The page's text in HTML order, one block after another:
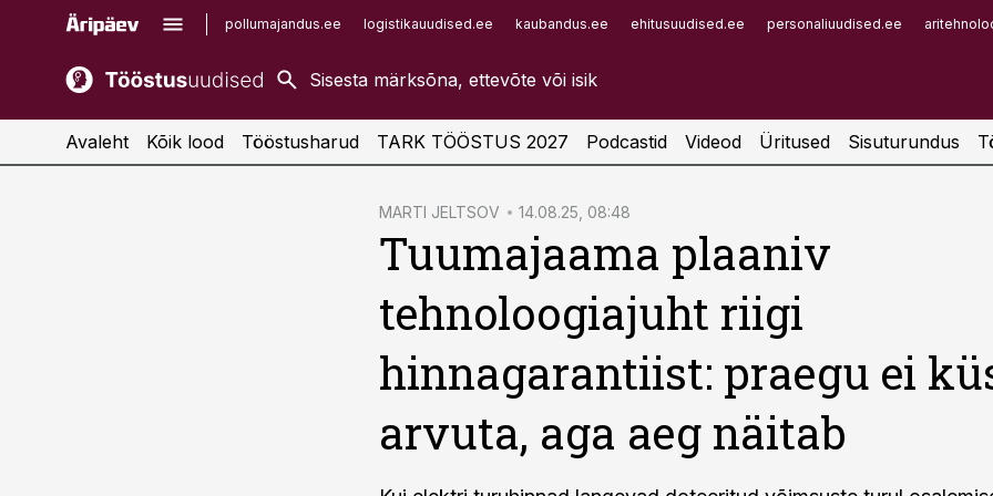
pollumajandus.ee logistikauudised.ee kaubandus.ee ehitusuudised.ee personaliuudised.ee
kaubandus.ee
kinnisvarauudised.ee
imelineajalugu.ee
Infopank
Avaleht Kõik lood Tööstusharud TARK TÖÖSTUS 2027 Podcastid Videod Üritused Sisuturundus
MARTI JELTSOV 14.08.25, 08:48
Tuumajaama plaaniv
tehnoloogiajuht riigi
hinnagarantiist: praegu ei
arvuta, aga aeg näitab